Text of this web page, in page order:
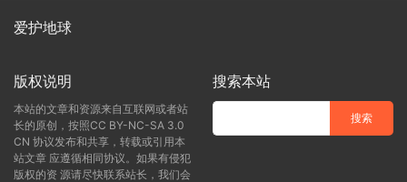
爱护地球
版权说明
本站的文章和资源来自互联网或者站
长的原创，按照CC BY-NC-SA 3.0
CN 协议发布和共享，转载或引用本
站文章 应遵循相同协议。如果有侵犯
版权的资 源请尽快联系站长，我们会
搜索本站